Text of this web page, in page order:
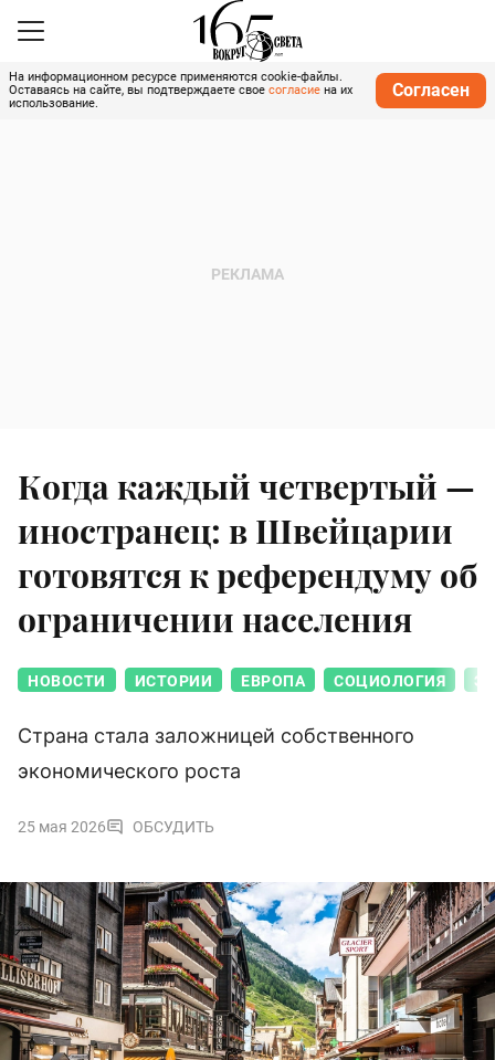
На информационном ресурсе применяются cookie-файлы.
Оставаясь на сайте, вы подтверждаете свое согласие на их
использование.
Согласен
Когда каждый четвертый —
иностранец: в Швейцарии
готовятся к референдуму об
ограничении населения
НОВОСТИ ИСТОРИИ ЕВРОПА СОЦИОЛОГИЯ
Страна стала заложницей собственного
экономического роста
25 мая 2026 ОБСУДИТЬ